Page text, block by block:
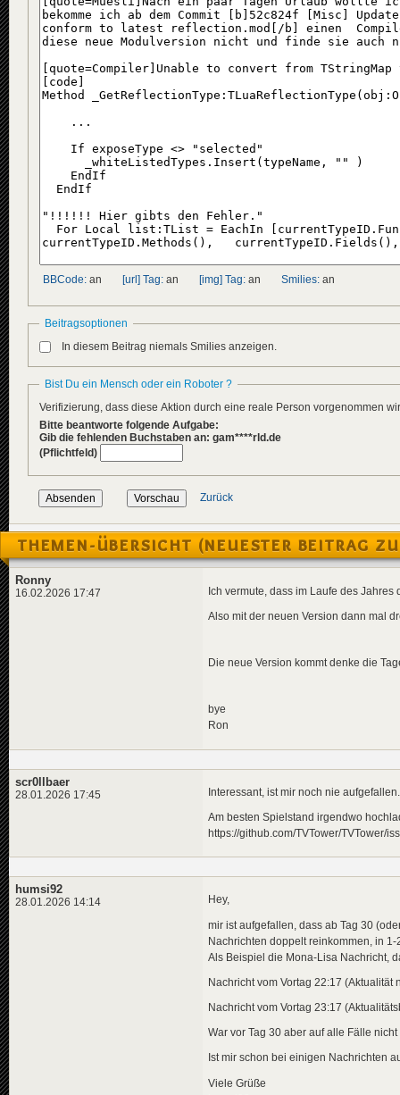
BBCode: an [url] Tag: an [img] Tag: an Smilies: an
Beitragsoptionen
In diesem Beitrag niemals Smilies anzeigen.
Bist Du ein Mensch oder ein Roboter ?
Verifizierung, dass diese Aktion durch eine reale Person vorgenommen
Bitte beantworte folgende Aufgabe:
Gib die fehlenden Buchstaben an: gam****rld.de
(Pflichtfeld)
Zurück
THEMEN-ÜBERSICHT (NEUESTER BEITRAG
Ronny
16.02.2026 17:47 Ich vermute, dass im Laufe des Jahres
Also mit der neuen Version dann mal
Die neue Version kommt denke die
bye
Ron
scr0llbaer
28.01.2026 17:45 Interessant, ist mir noch nie aufgefallen.
Am besten Spielstand irgendwo
https://github.com/TVTower/TVTower/
humsi92
28.01.2026 14:14 Hey,
mir ist aufgefallen, dass ab Tag 30
Nachrichten doppelt reinkommen, in 1-
Als Beispiel die Mona-Lisa Nachricht,
Nachricht vom Vortag 22:17
Nachricht vom Vortag 23:17
War vor Tag 30 aber auf alle Fälle nicht
Ist mir schon bei einigen Nachrichten
Viele Grüße